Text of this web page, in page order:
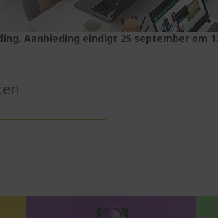
Aanbieding eindigt 25 september om